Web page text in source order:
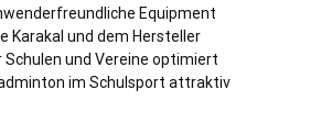
Equipment
Karakal und dem Hersteller
Schulen und Vereine optimiert
im Schulsport attraktiv